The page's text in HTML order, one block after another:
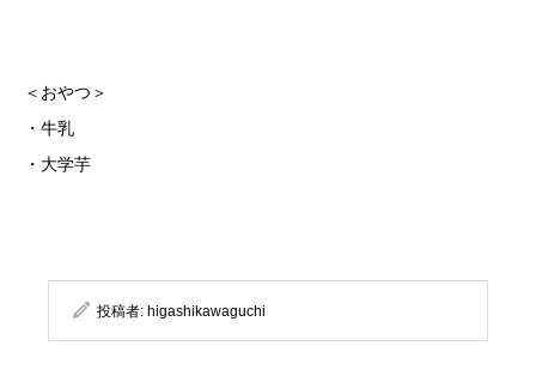
＜おやつ＞
・牛乳
・大学芋
投稿者: higashikawaguchi